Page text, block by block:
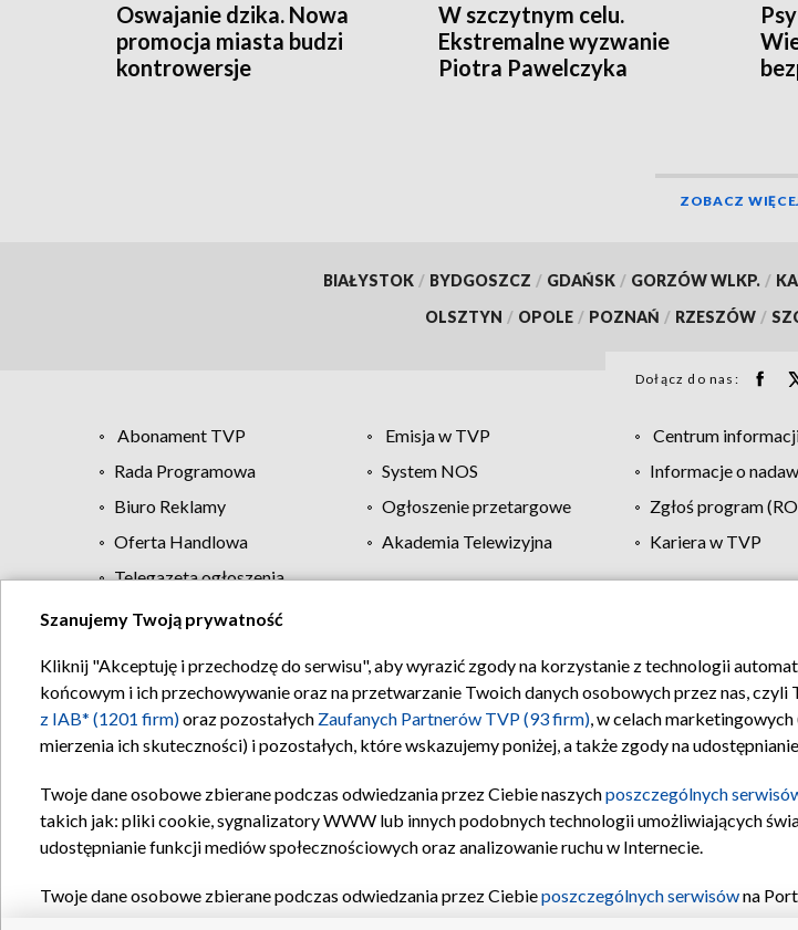
Oswajanie dzika. Nowa
promocja miasta budzi
kontrowersje
W szczytnym celu.
Ekstremalne wyzwanie
Piotra Pawelczyka
ZOBACZ
BIAŁYSTOK / BYDGOSZCZ / GDAŃSK / GORZÓW WLKP. /
OLSZTYN / OPOLE / POZNAŃ / RZESZÓW /
Dołącz do nas:
Abonament TVP Emisja w TVP Centrum
Rada Programowa
System NOS Informacje o
Biuro Reklamy
Ogłoszenie przetargowe Zgłoś program
Oferta Handlowa
Akademia Telewizyjna Kariera w TVP
Telegazeta ogłoszenia
Regulamin TVP Polityka prywatności Moje zgody
Szanujemy Twoją prywatność
Kliknij "Akceptuję i przechodzę do serwisu", aby wyrazić zgody na korzystanie z technologii
końcowym i ich przechowywanie oraz na przetwarzanie Twoich danych osobowych przez nas, czyli
z IAB* (1201 firm)oraz pozostałych Zaufanych Partnerów TVP (93 firm), w celach
mierzenia ich skuteczności) i pozostałych, które wskazujemy poniżej, a także zgody na
Twoje dane osobowe zbierane podczas odwiedzania przez Ciebie naszychposzczególnych
takich jak: pliki cookie, sygnalizatory WWW lub innych podobnych technologii umożliwiających
udostępnianie funkcji mediów społecznościowych oraz analizowanie ruchu w Internecie.
Twoje dane osobowe zbierane podczas odwiedzania przez Ciebieposzczególnych serwisówna